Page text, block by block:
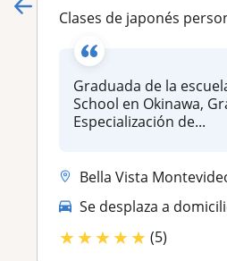
Clases de japonés personalizadas
Graduada de la
School en Okinawa,
Especialización de...
Bella Vista
Se desplaza a
★★★★★ (5)